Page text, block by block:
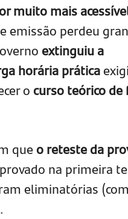
muito mais
emissão perdeu
extinguiu a
horária prática
o curso teórico
queo reteste da
na primeira
eliminatórias